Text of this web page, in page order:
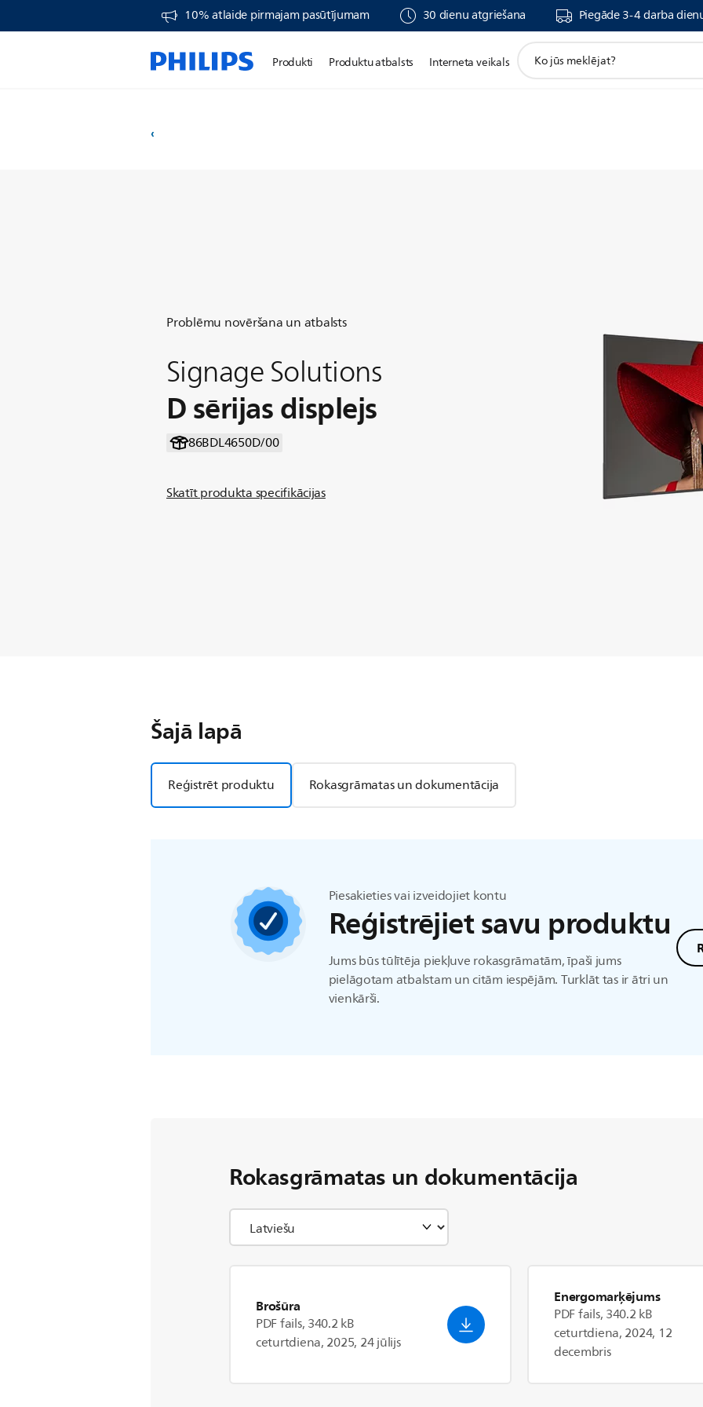
10% atlaide pirmajam pasūtījumam 30 dienu atgriešana Piegāde 3-4 darba
Produkti Produktu atbalsts Interneta veikals
search
Problēmu novēršana un atbalsts
Signage Solutions
D sērijas displejs
86BDL4650D/00
Skatīt produkta specifikācijas
Šajā lapā
Reģistrēt produktu Rokasgrāmatas un dokumentācija
Piesakieties vai izveidojiet kontu
Reģistrējiet savu produktu
Jums būs tūlītēja piekļuve rokasgrāmatām, īpaši jums
pielāgotam atbalstam un citām iespējām. Turklāt tas ir ātri un
vienkārši.
Rokasgrāmatas un dokumentācija
Brošūra
PDF fails, 340.2 kB
ceturtdiena, 2025, 24 jūlijs
Energomarķējums
PDF fails, 340.2 kB
ceturtdiena, 2024, 12
decembris